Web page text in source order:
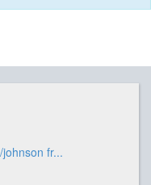
fr...